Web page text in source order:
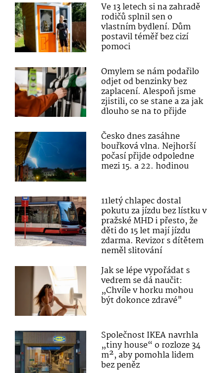
Ve 13 letech si na zahradě
rodičů splnil sen o
vlastním bydlení. Dům
postavil téměř bez cizí
pomoci
Omylem se nám podařilo
odjet od benzinky bez
zaplacení. Alespoň jsme
zjistili, co se stane a za jak
dlouho se na to přijde
Česko dnes zasáhne
bouřková vlna. Nejhorší
počasí přijde odpoledne
mezi 15. a 22. hodinou
11letý chlapec dostal
pokutu za jízdu bez lístku v
pražské MHD i přesto, že
děti do 15 let mají jízdu
zdarma. Revizor s dítětem
neměl slitování
Jak se lépe vypořádat s
vedrem se dá naučit:
„Chvíle v horku mohou
být dokonce zdravé"
Společnost IKEA navrhla
„tiny house“ o rozloze 34
m², aby pomohla lidem
bez peněz